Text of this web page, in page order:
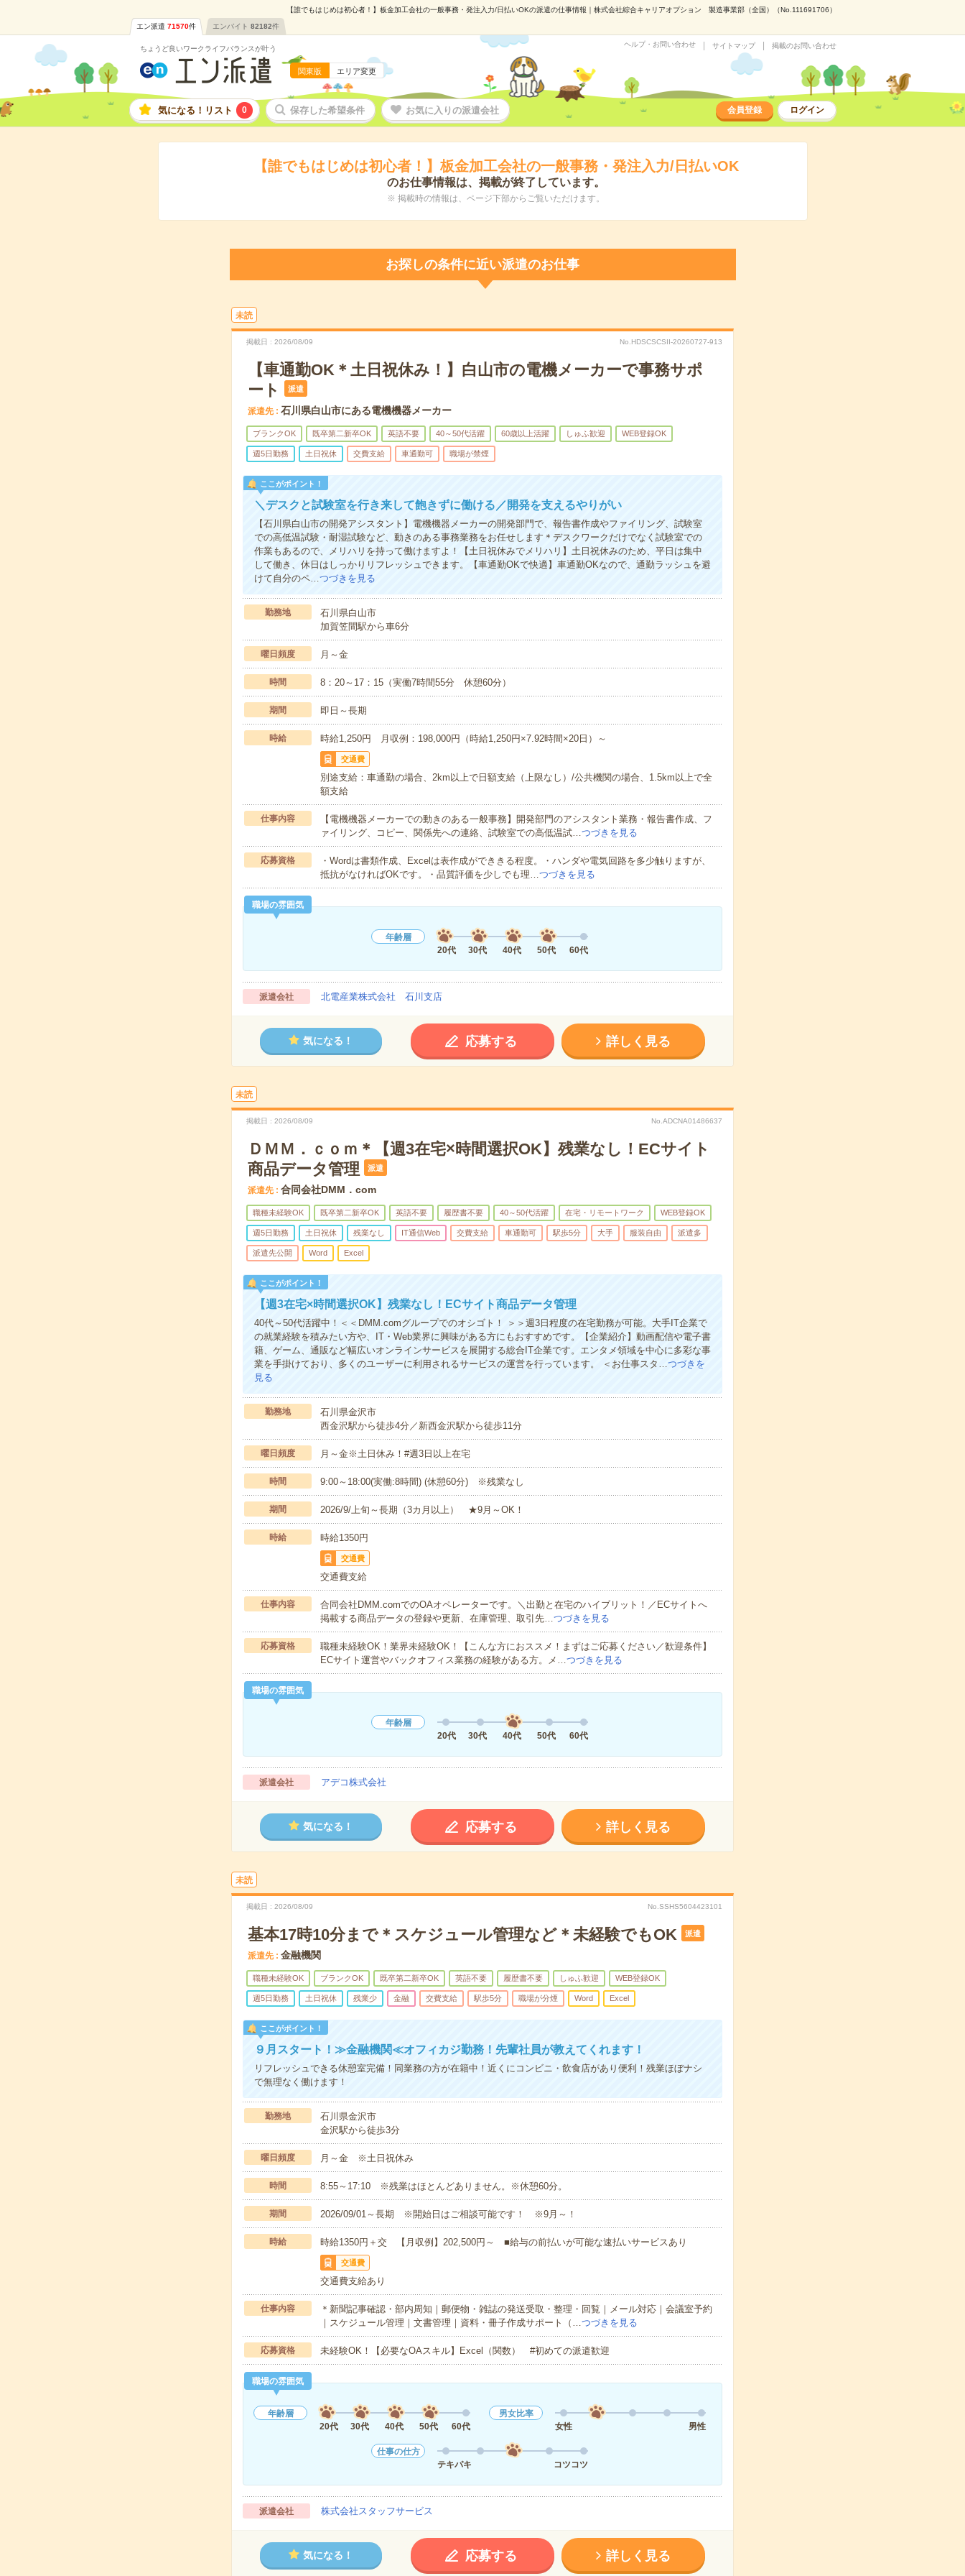
【誰でもはじめは初心者！】板金加工会社の一般事務・発注入力/日払いOKの派遣の仕事情報｜株式会社綜合キャリアオプション 製造事業部（全国）（No.111691706）
エン派遣 71570件 エンバイト 82182件
ちょうど良いワークライフバランスが叶う
関東版 エリア変更
ヘルプ・お問い合わせ サイトマップ 掲載のお問い合わせ
気になる！リスト 0 保存した希望条件 お気に入りの派遣会社 会員登録 ログイン
【誰でもはじめは初心者！】板金加工会社の一般事務・発注入力/日払いOK
のお仕事情報は、掲載が終了しています。
※ 掲載時の情報は、ページ下部からご覧いただけます。
お探しの条件に近い派遣のお仕事
未読
掲載日 2026/08/09 No.HDSCSCSII-20260727-913
【車通勤OK＊土日祝休み！】白山市の電機メーカーで事務サポ
ート
派遣
派遣先 石川県白山市にある電機機器メーカー
ブランクOK 既卒第二新卒OK 英語不要 40～50代活躍 60歳以上活躍 しゅふ歓迎 WEB登録OK
週5日勤務 土日祝休 交費支給 車通勤可 職場が禁煙
ここがポイント！
＼デスクと試験室を行き来して飽きずに働ける／開発を支えるやりがい
【石川県白山市の開発アシスタント】電機機器メーカーの開発部門で、報告書作成やファイリング、試験室
での高低温試験・耐湿試験など、動きのある事務業務をお任せします＊デスクワークだけでなく試験室での
作業もあるので、メリハリを持って働けますよ！【土日祝休みでメリハリ】土日祝休みのため、平日は集中
して働き、休日はしっかりリフレッシュできます。【車通勤OKで快適】車通勤OKなので、通勤ラッシュを避
けて自分のペ…つづきを見る
勤務地
石川県白山市
加賀笠間駅から車6分
曜日頻度 月～金
時間 8：20～17：15（実働7時間55分 休憩60分）
期間 即日～長期
時給 時給1,250円 月収例：198,000円（時給1,250円×7.92時間×20日）～
交通費
別途支給：車通勤の場合、2km以上で日額支給（上限なし）/公共機関の場合、1.5km以上で全
額支給
仕事内容
【電機機器メーカーでの動きのある一般事務】開発部門のアシスタント業務・報告書作成、フ
ァイリング、コピー、関係先への連絡、試験室での高低温試…つづきを見る
応募資格
・Wordは書類作成、Excelは表作成ができきる程度。・ハンダや電気回路を多少触りますが、
抵抗がなければOKです。・品質評価を少しでも理…つづきを見る
職場の雰囲気
年齢層
20代
30代 40代 50代 60代
派遣会社 北電産業株式会社 石川支店
気になる！ 応募する 詳しく見る
未読
掲載日 2026/08/09 No.ADCNA01486637
ＤＭＭ．ｃｏｍ＊【週3在宅×時間選択OK】残業なし！ECサイト
商品データ管理
派遣
派遣先 合同会社DMM．com
職種未経験OK 既卒第二新卒OK 英語不要 履歴書不要 40～50代活躍 在宅・リモートワーク WEB登録OK
週5日勤務 土日祝休 残業なし IT通信Web 交費支給 車通勤可 駅歩5分 大手 服装自由 派遣多
派遣先公開 Word Excel
ここがポイント！
【週3在宅×時間選択OK】残業なし！ECサイト商品データ管理
40代～50代活躍中！＜＜DMM.comグループでのオシゴト！ ＞＞週3日程度の在宅勤務が可能。大手IT企業で
の就業経験を積みたい方や、IT・Web業界に興味がある方にもおすすめです。【企業紹介】動画配信や電子書
籍、ゲーム、通販など幅広いオンラインサービスを展開する総合IT企業です。エンタメ領域を中心に多彩な事
業を手掛けており、多くのユーザーに利用されるサービスの運営を行っています。 ＜お仕事スタ…つづきを
見る
勤務地
石川県金沢市
西金沢駅から徒歩4分／新西金沢駅から徒歩11分
曜日頻度 月～金※土日休み！#週3日以上在宅
時間 9:00～18:00(実働:8時間) (休憩60分) ※残業なし
期間 2026/9/上旬～長期（3カ月以上） ★9月～OK！
時給 時給1350円
交通費
交通費支給
仕事内容
合同会社DMM.comでのOAオペレーターです。＼出勤と在宅のハイブリット！／ECサイトへ
掲載する商品データの登録や更新、在庫管理、取引先…つづきを見る
応募資格
職種未経験OK！業界未経験OK！【こんな方におススメ！まずはご応募ください／歓迎条件】
ECサイト運営やバックオフィス業務の経験がある方。メ…つづきを見る
職場の雰囲気
年齢層
20代
30代 40代 50代 60代
派遣会社 アデコ株式会社
気になる！ 応募する 詳しく見る
未読
掲載日 2026/08/09 No.SSHS5604423101
基本17時10分まで＊スケジュール管理など＊未経験でもOK 派遣
派遣先 金融機関
職種未経験OK ブランクOK 既卒第二新卒OK 英語不要 履歴書不要 しゅふ歓迎 WEB登録OK
週5日勤務 土日祝休 残業少 金融 交費支給 駅歩5分 職場が分煙 Word Excel
ここがポイント！
９月スタート！≫金融機関≪オフィカジ勤務！先輩社員が教えてくれます！
リフレッシュできる休憩室完備！同業務の方が在籍中！近くにコンビニ・飲食店があり便利！残業ほぼナシ
で無理なく働けます！
勤務地
石川県金沢市
金沢駅から徒歩3分
曜日頻度 月～金 ※土日祝休み
時間 8:55～17:10 ※残業はほとんどありません。※休憩60分。
期間 2026/09/01～長期 ※開始日はご相談可能です！ ※9月～！
時給 時給1350円＋交 【月収例】202,500円～ ■給与の前払いが可能な速払いサービスあり
交通費
交通費支給あり
仕事内容
＊新聞記事確認・部内周知｜郵便物・雑誌の発送受取・整理・回覧｜メール対応｜会議室予約
｜スケジュール管理｜文書管理｜資料・冊子作成サポート（…つづきを見る
応募資格 未経験OK！【必要なOAスキル】Excel（関数） #初めての派遣歓迎
職場の雰囲気
年齢層
20代
30代 40代 50代 60代
男女比率
女性
男性
仕事の仕方
テキパキ
コツコツ
派遣会社 株式会社スタッフサービス
気になる！ 応募する 詳しく見る